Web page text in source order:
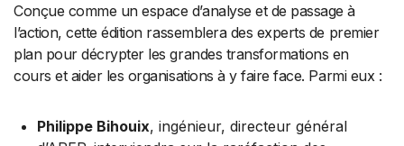
Conçue comme un espace d’analyse et de passage à
l’action, cette édition rassemblera des experts de premier
plan pour décrypter les grandes transformations en
cours et aider les organisations à y faire face. Parmi eux :
Philippe Bihouix, ingénieur, directeur général